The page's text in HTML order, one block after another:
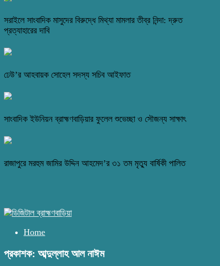
সরাইলে সাংবাদিক মাসুদের বিরুদ্ধে মিথ্যা মামলার তীব্র নিন্দা: দ্রুত
প্রত্যাহারের দাবি
ঢেউ’র আহবায়ক সোহেল সদস্য সচিব আইফাত
সাংবাদিক ইউনিয়ন ব্রাহ্মণবাড়িয়ার ফুলেল শুভেচ্ছা ও সৌজন্য সাক্ষাৎ
রাজাপুরে মরহুম জামির উদ্দিন আহমেদ’র ৩১ তম মৃত্যু বার্ষিকী পালিত
Home
প্রকাশক: আব্দুল্লাহ আল নাঈম